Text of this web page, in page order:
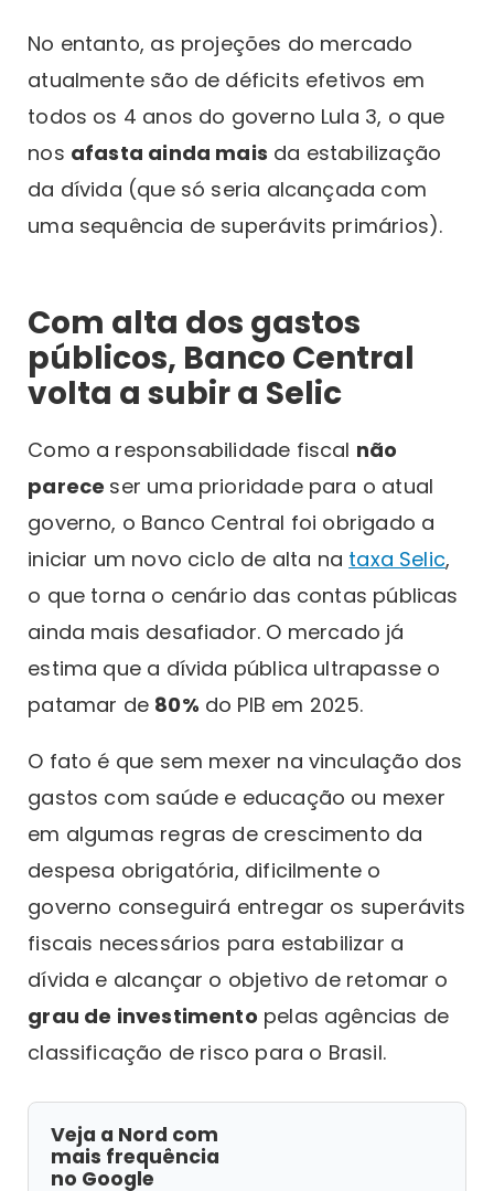
No entanto, as projeções do mercado
atualmente são de déficits efetivos em
todos os 4 anos do governo Lula 3, o que
nos afasta ainda mais da estabilização
da dívida (que só seria alcançada com
uma sequência de superávits primários).
Com alta dos gastos
públicos, Banco Central
volta a subir a Selic
Como a responsabilidade fiscal não
parece ser uma prioridade para o atual
governo, o Banco Central foi obrigado a
iniciar um novo ciclo de alta na taxa Selic,
o que torna o cenário das contas públicas
ainda mais desafiador. O mercado já
estima que a dívida pública ultrapasse o
patamar de 80% do PIB em 2025.
O fato é que sem mexer na vinculação dos
gastos com saúde e educação ou mexer
em algumas regras de crescimento da
despesa obrigatória, dificilmente o
governo conseguirá entregar os superávits
fiscais necessários para estabilizar a
dívida e alcançar o objetivo de retomar o
grau de investimento pelas agências de
classificação de risco para o Brasil.
Veja a Nord com
mais frequência
no Google